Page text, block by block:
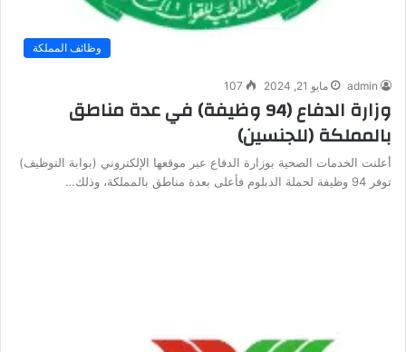
وظائف المملكة
admin مايو 21, 2024 107
وزارة الدفاع (94 وظيفة) في عدة مناطق
بالمملكة (للجنسين)
أعلنت الخدمات الصحية بوزارة الدفاع عبر موقعها الإلكتروني (بوابة التوظيف)
توفر 94 وظيفة لحملة الدبلوم فأعلى بعدة مناطق بالمملكة، وذلك…